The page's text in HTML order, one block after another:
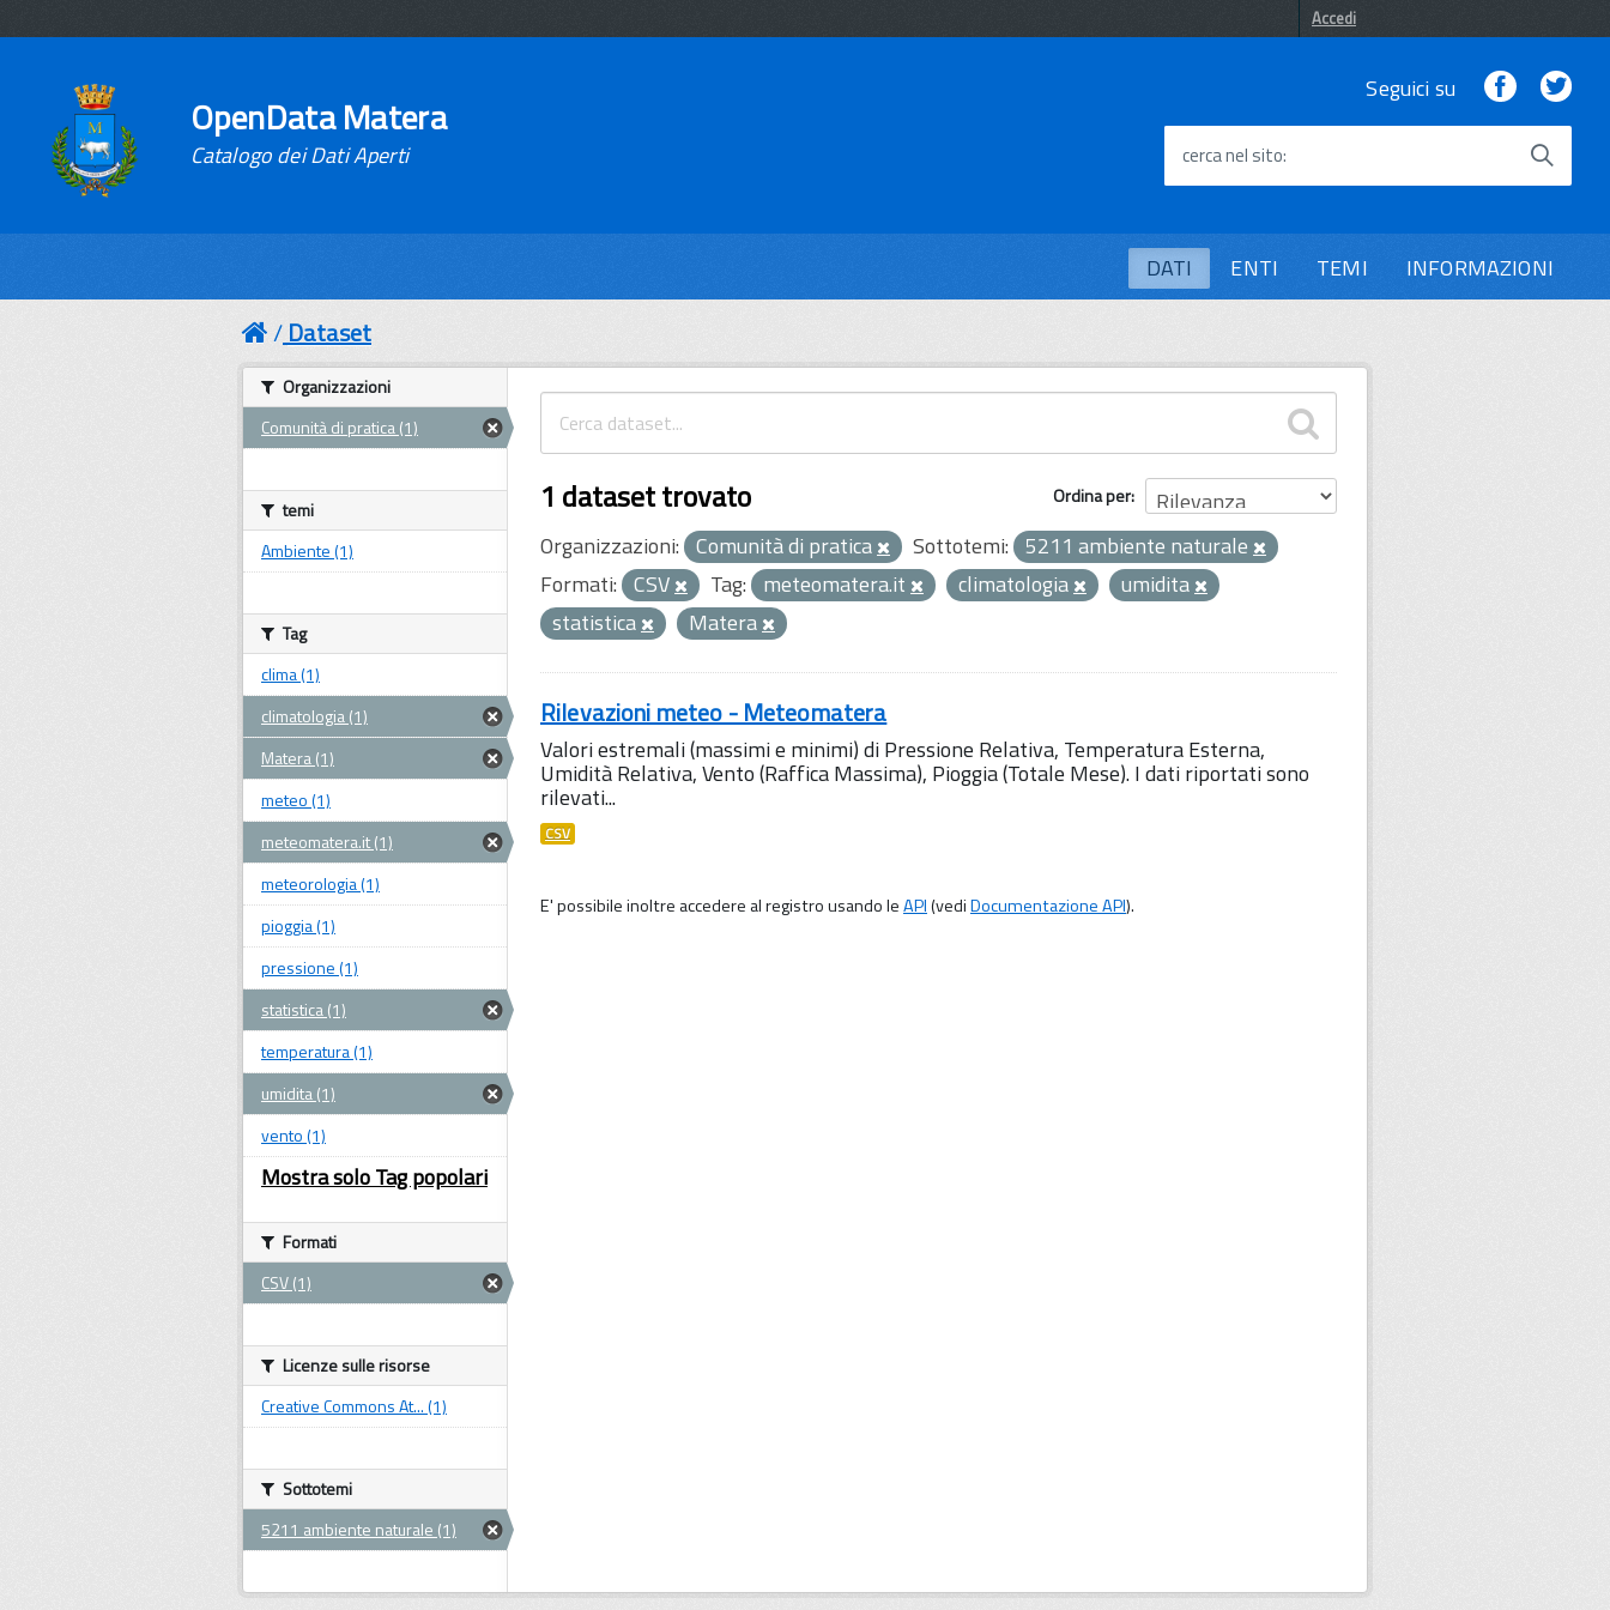
Accedi
OpenData Matera
Catalogo dei Dati Aperti
Seguici su Facebook
cerca nel sito
DATI ENTI TEMI INFORMAZIONI
Dataset
Ordina per
1 dataset trovato
Organizzazioni: Comunità di pratica Sottotemi: 5211 ambiente naturale
Formati: CSV Tag: meteomatera.it climatologia
umidita
statistica
Matera
Rilevazioni meteo - Meteomatera
Valori estremali (massimi e minimi) di Pressione Relativa, Temperatura Esterna,
Umidità Relativa, Vento (Raffica Massima), Pioggia (Totale Mese). I dati riportati sono
rilevati...
CSV
E' possibile inoltre accedere al registro usando leAPI(vediDocumentazione API).
Organizzazioni
Comunità di pratica (1)
temi
Ambiente (1)
Tag
clima (1)
climatologia (1)
Matera (1)
meteo (1)
meteomatera.it (1)
meteorologia (1)
pioggia (1)
pressione (1)
statistica (1)
temperatura (1)
umidita (1)
vento (1)
Mostra solo Tag popolari
Formati
CSV (1)
Licenze sulle risorse
Creative Commons At... (1)
Sottotemi
5211 ambiente naturale (1)